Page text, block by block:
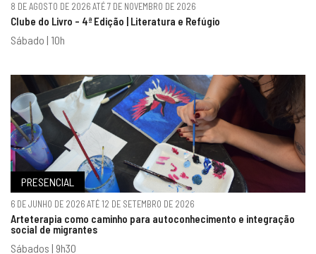
8 DE AGOSTO DE 2026 ATÉ 7 DE NOVEMBRO DE 2026
Clube do Livro - 4ª Edição | Literatura e Refúgio
Sábado | 10h
PRESENCIAL
6 DE JUNHO DE 2026 ATÉ 12 DE SETEMBRO DE 2026
Arteterapia como caminho para autoconhecimento e integração
social de migrantes
Sábados | 9h30